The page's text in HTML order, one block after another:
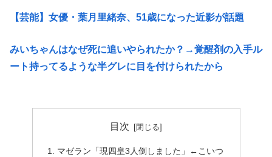
【芸能】女優・葉月里緒奈、51歳になった近影が話題
みいちゃんはなぜ死に追いやられたか？→覚醒剤の入手ル
ート持ってるような半グレに目を付けられたから
目次
マゼラン「現四皇3人倒しました」←こいつ